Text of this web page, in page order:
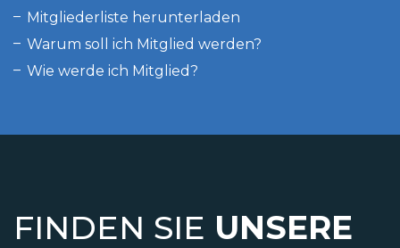
Mitgliederliste herunterladen
Warum soll ich Mitglied werden?
Wie werde ich Mitglied?
FINDEN SIE UNSERE